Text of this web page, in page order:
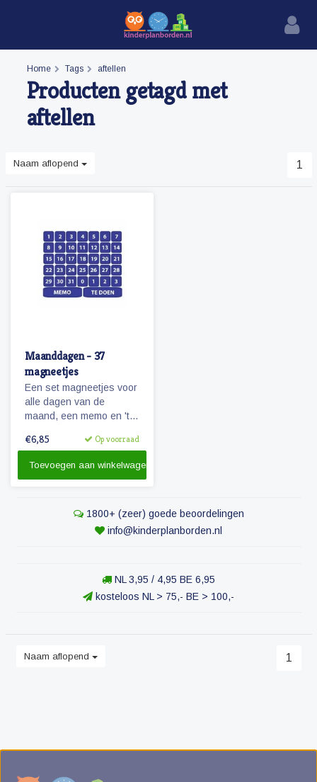
Home Tags aftellen
Producten getagd met
aftellen
Naam aflopend 1
Maanddagen - 37
magneetjes
Een set magneetjes voor
alle dagen van de
maand, een memo en 'te
extra getallen.
€6,85 Op voorraad
Toevoegen aan winkelwagen
1800+ (zeer) goede beoordelingen
info@kinderplanborden.nl
NL 3,95 / 4,95 BE 6,95
kosteloos NL > 75,- BE > 100,-
Naam aflopend 1